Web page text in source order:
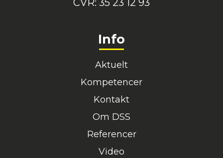
CVR: 35 23 12 93
Info
Aktuelt
Kompetencer
Kontakt
Om DSS
Referencer
Video